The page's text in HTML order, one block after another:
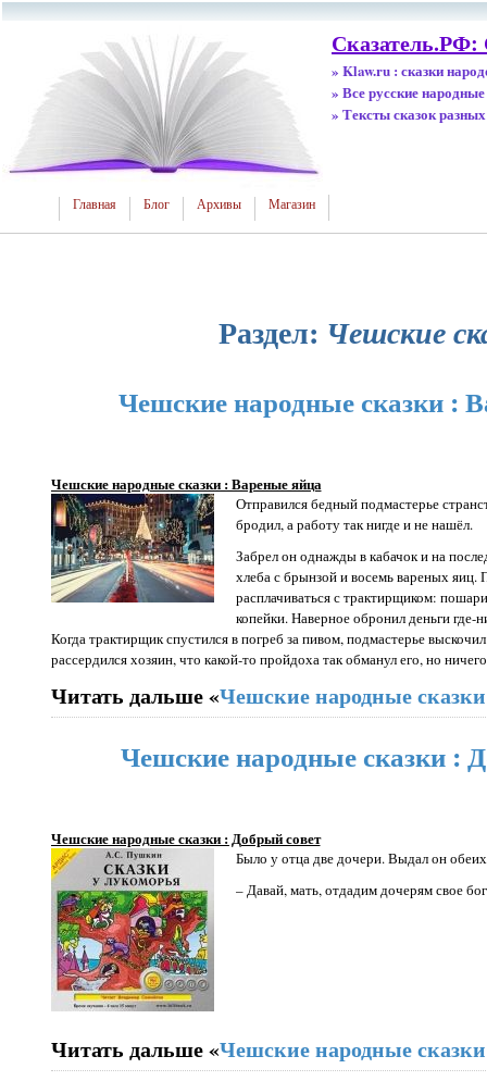
Сказатель.РФ:
» Klaw.ru : сказки
» Все русские народные
» Тексты сказок
Главная Блог Архивы Магазин
Раздел: Чешские
Чешские народные сказки :
Чешские народные сказки : Вареные яйца
Отправился бедный подмастерье
бродил, а работу так нигде и не нашёл.
Забрел он однажды в кабачок и на
хлеба с брынзой и восемь вареных яиц.
расплачиваться с трактирщиком:
копейки. Наверное обронил деньги где-
Когда трактирщик спустился в погреб за пивом, подмастерье
рассердился хозяин, что какой-то пройдоха так обманул его, но
Читать дальше «Чешские народные
Чешские народные сказки :
Чешские народные сказки : Добрый совет
Было у отца две дочери. Выдал он
– Давай, мать, отдадим дочерям свое
Читать дальше «Чешские народные